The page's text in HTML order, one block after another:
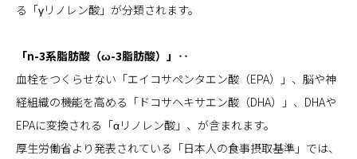
る「γリノレン酸」が分類されます。
「n-3系脂肪酸（ω-3脂肪酸）」‥
血栓をつくらせない「エイコサペンタエン酸（EPA）」、脳や神
経組織の機能を高める「ドコサヘキサエン酸（DHA）」、DHAや
EPAに変換される「αリノレン酸」、が含まれます。
厚生労働省より発表されている「日本人の食事摂取基準」では、